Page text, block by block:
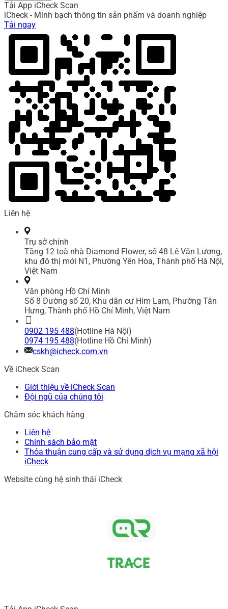
Tải App iCheck Scan
iCheck - Minh bạch thông tin sản phẩm và doanh nghiệp
Tải ngay
Liên hệ
Trụ sở chính
Tầng 12 toà nhà Diamond Flower, số 48 Lê Văn Lương,
khu đô thị mới N1, Phường Yên Hòa, Thành phố Hà Nội,
Việt Nam
Văn phòng Hồ Chí Minh
Số 8 Đường số 20, Khu dân cư Him Lam, Phường Tân
Hưng, Thành phố Hồ Chí Minh, Việt Nam
0902 195 488(Hotline Hà Nội)
0974 195 488(Hotline Hồ Chí Minh)
cskh@icheck.com.vn
Về iCheck Scan
Giới thiệu về iCheck Scan
Đội ngũ của chúng tôi
Chăm sóc khách hàng
Liên hệ
Chính sách bảo mật
Thỏa thuận cung cấp và sử dụng dịch vụ mạng xã hội
iCheck
Website cùng hệ sinh thái iCheck